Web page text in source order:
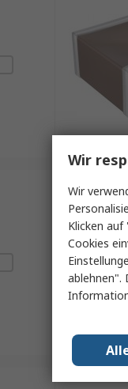
Wir
Wir
Klicken
Cookies
ablehnen".